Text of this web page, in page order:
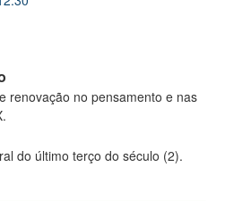
renovação no pensamento e nas
do último terço do século (2).